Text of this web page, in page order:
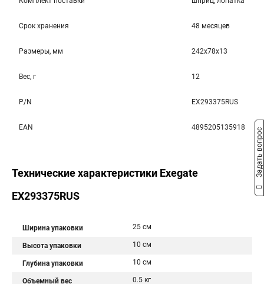
Срок хранения 48 месяцев
Размеры, мм 242x78x13
Вес, г 12
P/N EX293375RUS
EAN 4895205135918
Технические характеристики Exegate
EX293375RUS
Ширина упаковки 25 см
Высота упаковки 10 см
Глубина упаковки 10 см
Объемный вес 0.5 кг
Задать вопрос